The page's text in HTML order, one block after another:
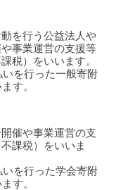
を行う公益法人や
事業運営の支援等
税）をいいます。
を行った一般寄附
す。
催や事業運営の支
課税）をいいま
を行った学会寄附
す。